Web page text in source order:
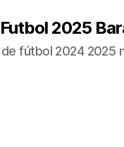
2025
fútbol 2024 2025